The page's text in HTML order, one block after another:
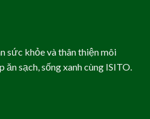
sức khỏe và thân thiện môi
sạch, sống xanh cùng ISITO.